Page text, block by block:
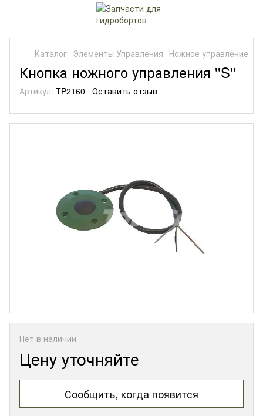
Каталог Элементы Управления Ножное управление
Кнопка ножного управления ''S''
Артикул: TP2160 Оставить отзыв
Нет в наличии
Цену уточняйте
Сообщить, когда появится